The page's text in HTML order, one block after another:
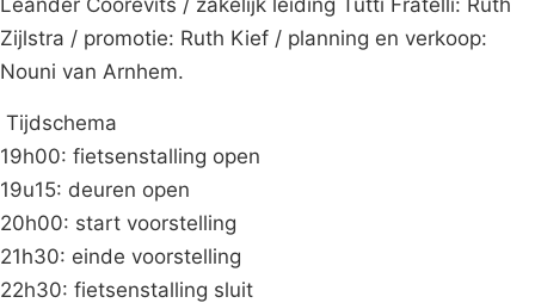
Leander Coorevits / zakelijk leiding Tutti Fratelli: Ruth
Zijlstra / promotie: Ruth Kief / planning en verkoop:
Nouni van Arnhem.
Tijdschema
19h00: fietsenstalling open
19u15: deuren open
20h00: start voorstelling
21h30: einde voorstelling
22h30: fietsenstalling sluit